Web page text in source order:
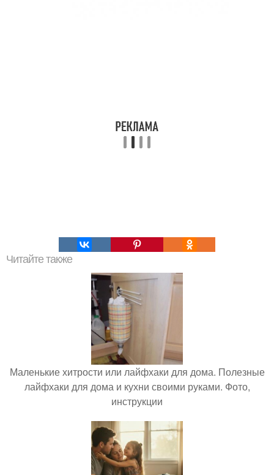
Читайте также
Маленькие хитрости или лайфхаки для дома. Полезные
лайфхаки для дома и кухни своими руками. Фото,
инструкции